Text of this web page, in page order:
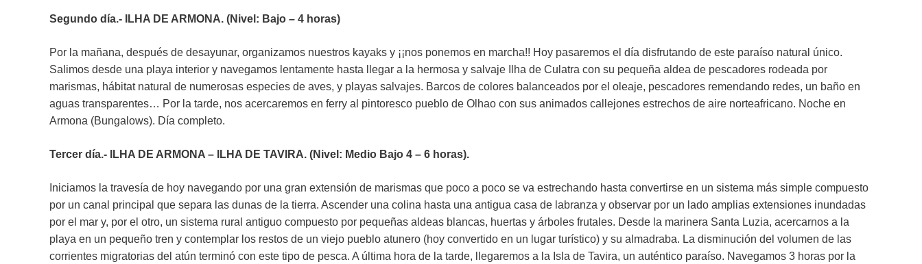
Segundo día.- ILHA DE ARMONA. (Nivel: Bajo – 4 horas)
Por la mañana, después de desayunar, organizamos nuestros kayaks y ¡¡nos ponemos en marcha!! Hoy pasaremos el día disfrutando de este paraíso natural único.
Salimos desde una playa interior y navegamos lentamente hasta llegar a la hermosa y salvaje Ilha de Culatra con su pequeña aldea de pescadores rodeada por
marismas, hábitat natural de numerosas especies de aves, y playas salvajes. Barcos de colores balanceados por el oleaje, pescadores remendando redes, un baño en
aguas transparentes… Por la tarde, nos acercaremos en ferry al pintoresco pueblo de Olhao con sus animados callejones estrechos de aire norteafricano. Noche en
Armona (Bungalows). Día completo.
Tercer día.- ILHA DE ARMONA – ILHA DE TAVIRA. (Nivel: Medio Bajo 4 – 6 horas).
Iniciamos la travesía de hoy navegando por una gran extensión de marismas que poco a poco se va estrechando hasta convertirse en un sistema más simple compuesto
por un canal principal que separa las dunas de la tierra. Ascender una colina hasta una antigua casa de labranza y observar por un lado amplias extensiones inundadas
por el mar y, por el otro, un sistema rural antiguo compuesto por pequeñas aldeas blancas, huertas y árboles frutales. Desde la marinera Santa Luzia, acercarnos a la
playa en un pequeño tren y contemplar los restos de un viejo pueblo atunero (hoy convertido en un lugar turístico) y su almadraba. La disminución del volumen de las
corrientes migratorias del atún terminó con este tipo de pesca. A última hora de la tarde, llegaremos a la Isla de Tavira, un auténtico paraíso. Navegamos 3 horas por la